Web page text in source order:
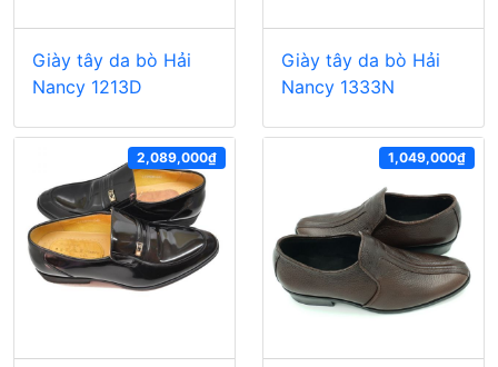
Giày tây da bò Hải
Nancy 1213D
Giày tây da bò Hải
Nancy 1333N
2,089,000₫ 1,049,000₫